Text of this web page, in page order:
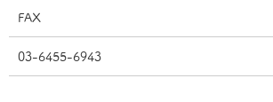
FAX
03-6455-6943